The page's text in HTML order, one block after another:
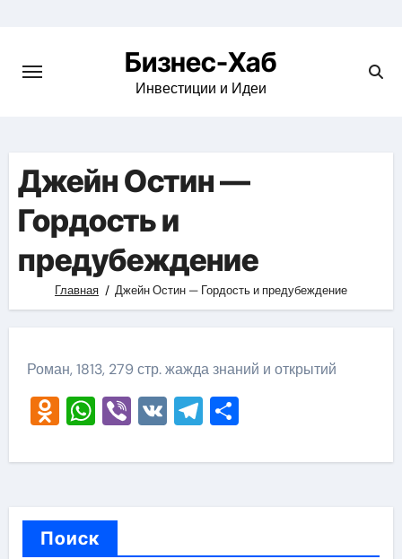
content
Бизнес-Хаб
Инвестиции и Идеи
Джейн Остин —
Гордость и
предубеждение
Главная Джейн Остин — Гордость и предубеждение
Роман, 1813, 279 стр. жажда знаний и открытий
Odnoklassniki
WhatsApp
Viber
VKTelegram
Отправить
Поиск